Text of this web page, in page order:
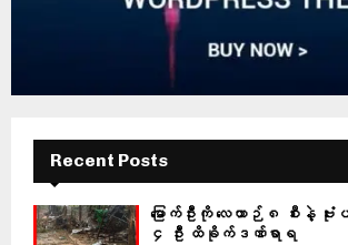
Recent Posts
မြောက်ဦးကို လေယာဉ် ၈ စီးနဲ့
၄ ဦး ထိခိုက်ဒဏ်ရာရ